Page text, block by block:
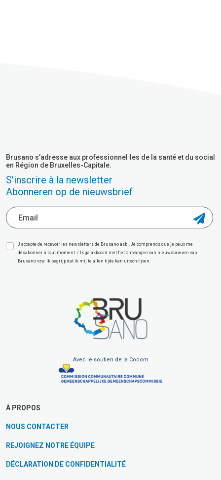
Brusano s’adresse aux professionnel·les de la santé et du social
en Région de Bruxelles-Capitale.
S'inscrire à la newsletter
Abonneren op de nieuwsbrief
J’accepte de recevoir les newsletters de Brusano asbl. Je comprends que je peux me
désabonner à tout moment. / Ik ga akkoord met het ontvangen van nieuwsbrieven van
Brusano vzw. Ik begrijp dat ik mij te allen tijde kan uitschrijven.
Avec le soutien de la Cocom
À PROPOS
NOUS CONTACTER
REJOIGNEZ NOTRE ÉQUIPE
DÉCLARATION DE CONFIDENTIALITÉ